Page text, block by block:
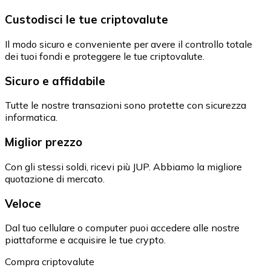
Custodisci le tue criptovalute
Il modo sicuro e conveniente per avere il controllo totale
dei tuoi fondi e proteggere le tue criptovalute.
Sicuro e affidabile
Tutte le nostre transazioni sono protette con sicurezza
informatica.
Miglior prezzo
Con gli stessi soldi, ricevi più JUP. Abbiamo la migliore
quotazione di mercato.
Veloce
Dal tuo cellulare o computer puoi accedere alle nostre
piattaforme e acquisire le tue crypto.
Compra criptovalute